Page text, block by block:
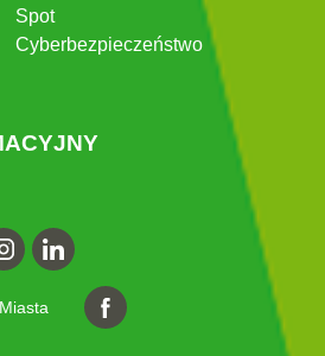
Spot
Cyberbezpieczeństwo